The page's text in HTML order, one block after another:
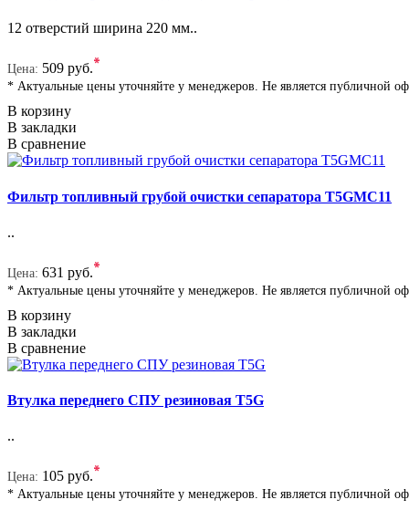
12 отверстий ширина 220 мм..
Цена: 509 руб.*
* Актуальные цены уточняйте у менеджеров. Не является публичной
В корзину
В закладки
В сравнение
Фильтр топливный грубой очистки сепаратора T5GMC11
..
Цена: 631 руб.*
* Актуальные цены уточняйте у менеджеров. Не является публичной
В корзину
В закладки
В сравнение
Втулка переднего СПУ резиновая T5G
..
Цена: 105 руб.*
* Актуальные цены уточняйте у менеджеров. Не является публичной